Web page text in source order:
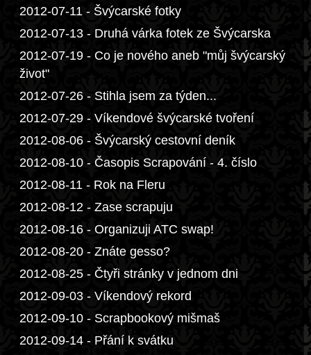
2012-07-11 - Švýcarské fotky
2012-07-13 - Druhá várka fotek ze Švýcarska
2012-07-19 - Co je nového aneb "můj švýcarský
život"
2012-07-26 - Stihla jsem za týden...
2012-07-29 - Víkendové švýcarské tvoření
2012-08-06 - Švýcarský cestovní deník
2012-08-10 - Časopis Scrapování - 4. číslo
2012-08-11 - Rok na Fleru
2012-08-12 - Zase scrapuju
2012-08-16 - Organizuji ATC swap!
2012-08-20 - Znáte gesso?
2012-08-25 - Čtyři stránky v jednom dni
2012-09-03 - Víkendový rekord
2012-09-10 - Scrapbookový mišmaš
2012-09-14 - Přání k svátku